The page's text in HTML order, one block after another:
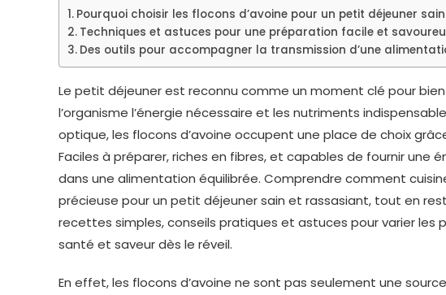
Pourquoi choisir les flocons d’avoine pour un petit déjeuner
Techniques et astuces pour une préparation facile et
Des outils pour accompagner la transmission d’une
Le petit déjeuner est reconnu comme un moment clé pour
l’organisme l’énergie nécessaire et les nutriments
optique, les flocons d’avoine occupent une place de choix
Faciles à préparer, riches en fibres, et capables de fournir une
dans une alimentation équilibrée. Comprendre comment
précieuse pour un petit déjeuner sain et rassasiant, tout en
recettes simples, conseils pratiques et astuces pour varier les
santé et saveur dès le réveil.
En effet, les flocons d’avoine ne sont pas seulement une